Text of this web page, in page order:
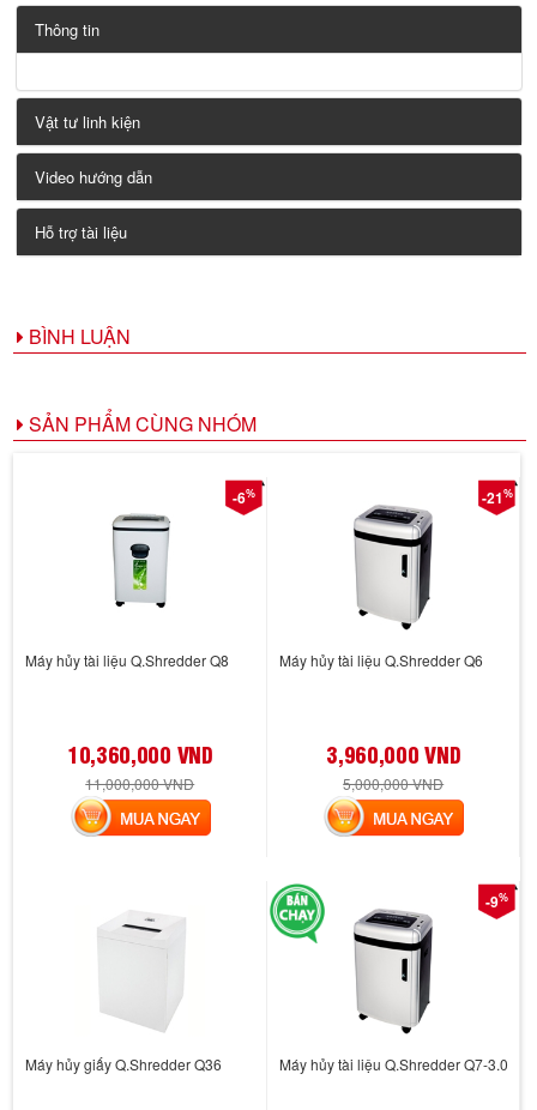
Thông tin
Vật tư linh kiện
Video hướng dẫn
Hỗ trợ tài liệu
BÌNH LUẬN
SẢN PHẨM CÙNG NHÓM
-6%
Máy hủy tài liệu Q.Shredder Q8
10,360,000 VND
11,000,000 VND
MUA NGAY
-21%
Máy hủy tài liệu Q.Shredder Q6
3,960,000 VND
5,000,000 VND
MUA NGAY
Máy hủy giấy Q.Shredder Q36
-9%
Máy hủy tài liệu Q.Shredder Q7-3.0